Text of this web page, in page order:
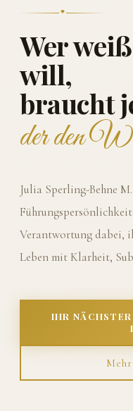
Wer
will,
braucht
der den
Julia Sperling-Behne
Verantwortung dabei,
Leben mit Klarheit,
IHR